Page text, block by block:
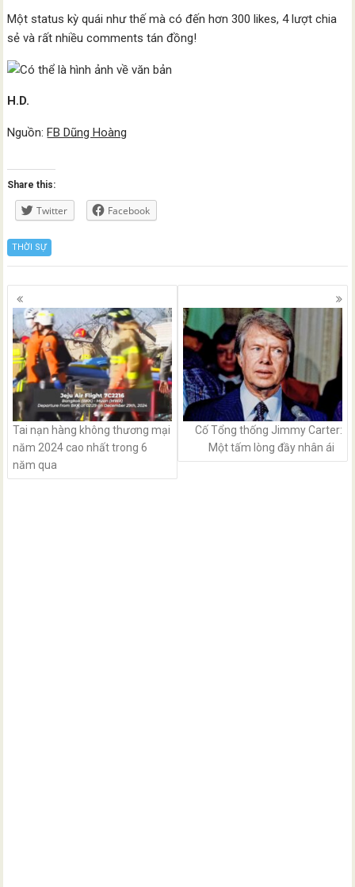
Một status kỳ quái như thế mà có đến hơn 300 likes, 4 lượt chia
sẻ và rất nhiều comments tán đồng!
H.D.
Nguồn:FB Dũng Hoàng
Share this:
Twitter Facebook
THỜI SỰ
Posts
navigation
Tai nạn hàng không thương mại
năm 2024 cao nhất trong 6
năm qua
Cố Tổng thống Jimmy Carter:
Một tấm lòng đầy nhân ái